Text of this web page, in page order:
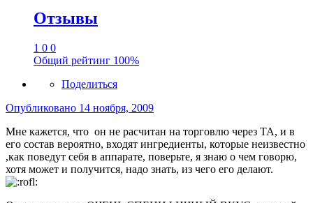
Отзывы
1 0 0
Общий рейтинг 100%
Поделиться
Опубликовано 14 ноября, 2009
Мне кажется, что он не расчитан на торговлю через ТА, и в
его состав вероятно, входят ингредиенты, которые неизвестно
,как поведут себя в аппарате, поверьте, я знаю о чем говорю,
хотя может и получится, надо знать, из чего его делают.